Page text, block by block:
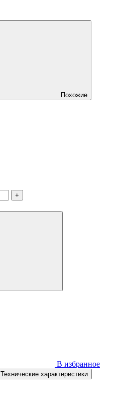
Похожие
+
В избранное
Технические характеристики